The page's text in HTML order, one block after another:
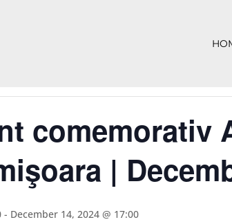
comemorativ
|
- December 14, 2024 @ 17:00